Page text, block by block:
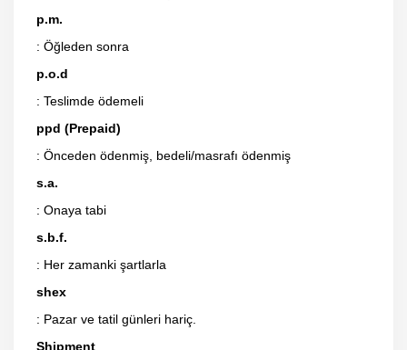
p.m.
: Öğleden sonra
p.o.d
: Teslimde ödemeli
ppd (Prepaid)
: Önceden ödenmiş, bedeli/masrafı ödenmiş
s.a.
: Onaya tabi
s.b.f.
: Her zamanki şartlarla
shex
: Pazar ve tatil günleri hariç.
Shipment